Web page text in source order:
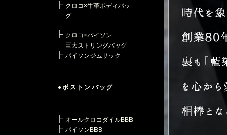
クロコ×牛革ボディバッ
グ
クロコ×パイソン
巨大ストリングバッグ
パイソンジムサック
●ボストンバッグ
オールクロコダイルBBB
パイソンBBB